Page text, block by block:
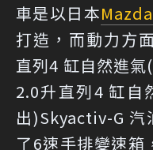
車是以日本Mazda
打造，而動力方
直列4 缸自然進
2.0升直列4 缸自
出)Skyactiv-G
了6速手排變速箱